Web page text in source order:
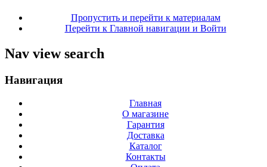
Пропустить и перейти к материалам
Перейти к Главной навигации и Войти
Nav view search
Навигация
Главная
О магазине
Гарантия
Доставка
Каталог
Контакты